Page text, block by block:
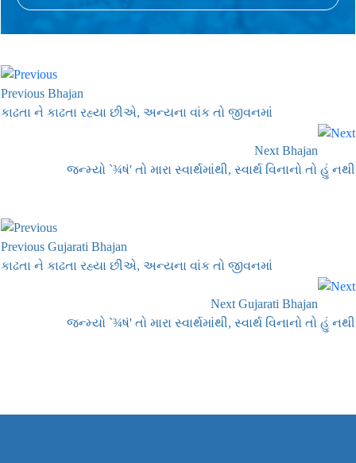
Previous Bhajan
કાઢતા ને કાઢતા રહ્યા છીએ, અન્યના વાંક તો જીવનમાં
Next Bhajan
જન્મ્યો `¾ષં' તો મારા સ્વાર્થમાંથી, સ્વાર્થ વિનાનો તો હું નથી
Previous Gujarati Bhajan
કાઢતા ને કાઢતા રહ્યા છીએ, અન્યના વાંક તો જીવનમાં
Next Gujarati Bhajan
જન્મ્યો `¾ષં' તો મારા સ્વાર્થમાંથી, સ્વાર્થ વિનાનો તો હું નથી